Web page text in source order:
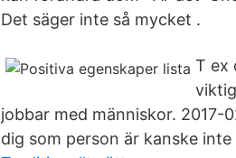
Det säger inte så mycket .
T ex
jobbar med människor. 2017-
dig som person är kanske